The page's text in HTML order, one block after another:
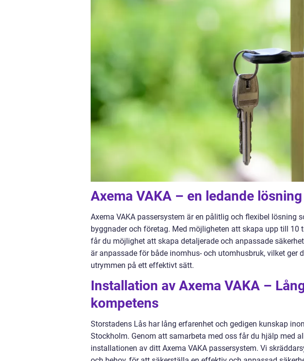
Axema VAKA – en ledande
Axema VAKA passersystem är en pålitlig och flexibel lösning
byggnader och företag. Med möjligheten att skapa upp till 10
får du möjlighet att skapa detaljerade och anpassade
är anpassade för både inomhus- och utomhusbruk, vilket ger
utrymmen på ett effektivt sätt.
Installation av Axema VAKA –
kompetens
Storstadens Lås har lång erfarenhet och gedigen kunskap
Stockholm. Genom att samarbeta med oss får du hjälp med
installationen av ditt Axema VAKA passersystem. Vi